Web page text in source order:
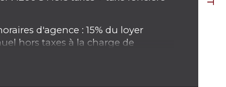
d'agence : 15% du loyer
hors taxes à la charge de